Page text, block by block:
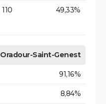
110 49,33%
Oradour-Saint-Genest
91,16%
8,84%